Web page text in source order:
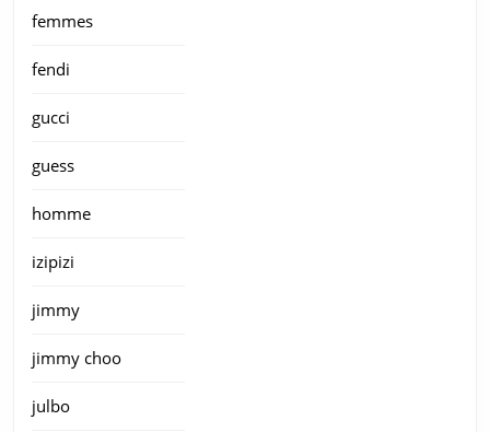
femmes
fendi
gucci
guess
homme
izipizi
jimmy
jimmy choo
julbo